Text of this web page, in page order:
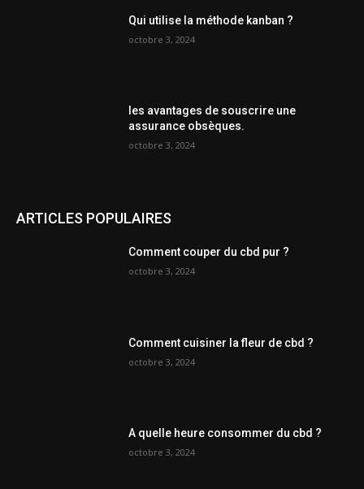
Qui utilise la méthode kanban ?
octobre 3, 2024
les avantages de souscrire une
assurance obsèques.
octobre 3, 2024
ARTICLES POPULAIRES
Comment couper du cbd pur ?
octobre 3, 2024
Comment cuisiner la fleur de cbd ?
octobre 3, 2024
A quelle heure consommer du cbd ?
octobre 3, 2024